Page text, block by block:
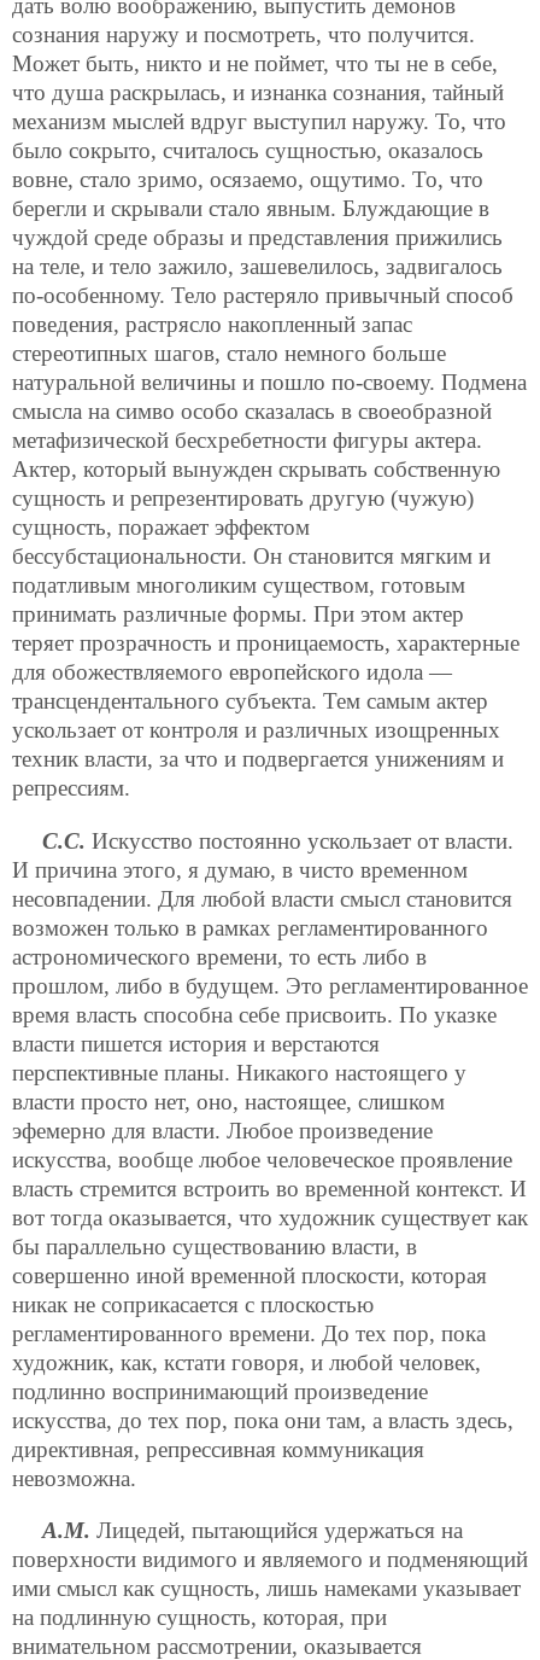
дать волю воображению, выпустить демонов
сознания наружу и посмотреть, что получится.
Может быть, никто и не поймет, что ты не в себе,
что душа раскрылась, и изнанка сознания, тайный
механизм мыслей вдруг выступил наружу. То, что
было сокрыто, считалось сущностью, оказалось
вовне, стало зримо, осязаемо, ощутимо. То, что
берегли и скрывали стало явным. Блуждающие в
чуждой среде образы и представления прижились
на теле, и тело зажило, зашевелилось, задвигалось
по-особенному. Тело растеряло привычный способ
поведения, растрясло накопленный запас
стереотипных шагов, стало немного больше
натуральной величины и пошло по-своему. Подмена
смысла на симво особо сказалась в своеобразной
метафизической бесхребетности фигуры актера.
Актер, который вынужден скрывать собственную
сущность и репрезентировать другую (чужую)
сущность, поражает эффектом
бессубстациональности. Он становится мягким и
податливым многоликим существом, готовым
принимать различные формы. При этом актер
теряет прозрачность и проницаемость, характерные
для обожествляемого европейского идола —
трансцендентального субъекта. Тем самым актер
ускользает от контроля и различных изощренных
техник власти, за что и подвергается унижениям и
репрессиям.
С.С. Искусство постоянно ускользает от власти.
И причина этого, я думаю, в чисто временном
несовпадении. Для любой власти смысл становится
возможен только в рамках регламентированного
астрономического времени, то есть либо в
прошлом, либо в будущем. Это регламентированное
время власть способна себе присвоить. По указке
власти пишется история и верстаются
перспективные планы. Никакого настоящего у
власти просто нет, оно, настоящее, слишком
эфемерно для власти. Любое произведение
искусства, вообще любое человеческое проявление
власть стремится встроить во временной контекст. И
вот тогда оказывается, что художник существует как
бы параллельно существованию власти, в
совершенно иной временной плоскости, которая
никак не соприкасается с плоскостью
регламентированного времени. До тех пор, пока
художник, как, кстати говоря, и любой человек,
подлинно воспринимающий произведение
искусства, до тех пор, пока они там, а власть здесь,
директивная, репрессивная коммуникация
невозможна.
А.М. Лицедей, пытающийся удержаться на
поверхности видимого и являемого и подменяющий
ими смысл как сущность, лишь намеками указывает
на подлинную сущность, которая, при
внимательном рассмотрении, оказывается